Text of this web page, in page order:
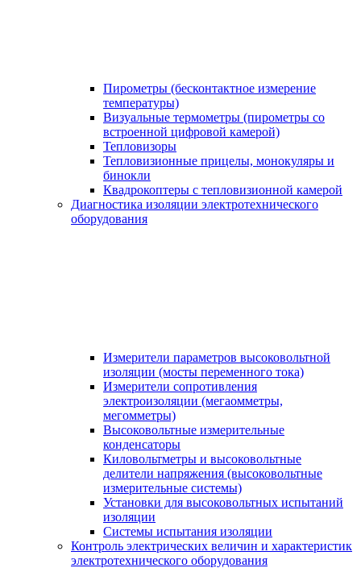
Пирометры (бесконтактное измерение
температуры)
Визуальные термометры (пирометры со
встроенной цифровой камерой)
Тепловизоры
Тепловизионные прицелы, монокуляры и
бинокли
Квадрокоптеры с тепловизионной камерой
Диагностика изоляции электротехнического
оборудования
Измерители параметров высоковольтной
изоляции (мосты переменного тока)
Измерители сопротивления
электроизоляции (мегаомметры,
мегомметры)
Высоковольтные измерительные
конденсаторы
Киловольтметры и высоковольтные
делители напряжения (высоковольтные
измерительные системы)
Установки для высоковольтных испытаний
изоляции
Системы испытания изоляции
Контроль электрических величин и характеристик
электротехнического оборудования